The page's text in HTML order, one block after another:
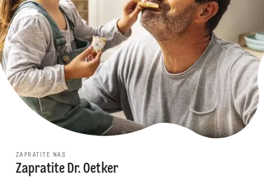
ZAPRATITE NAS
Zapratite Dr. Oetker